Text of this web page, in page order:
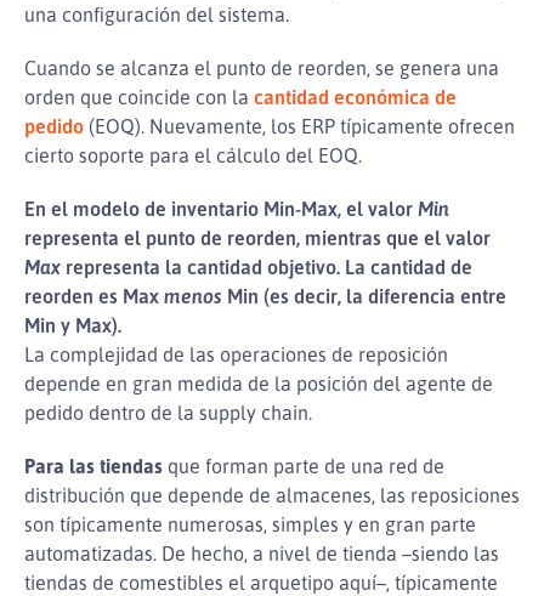
una configuración del sistema.
Cuando se alcanza el punto de reorden, se genera una
orden que coincide con la cantidad económica de
pedido (EOQ). Nuevamente, los ERP típicamente ofrecen
cierto soporte para el cálculo del EOQ.
En el modelo de inventario Min-Max, el valor Min
representa el punto de reorden, mientras que el valor
Max representa la cantidad objetivo. La cantidad de
reorden es Max menos Min (es decir, la diferencia entre
Min y Max).
La complejidad de las operaciones de reposición
depende en gran medida de la posición del agente de
pedido dentro de la supply chain.
Para las tiendas que forman parte de una red de
distribución que depende de almacenes, las reposiciones
son típicamente numerosas, simples y en gran parte
automatizadas. De hecho, a nivel de tienda –siendo las
tiendas de comestibles el arquetipo aquí–, típicamente